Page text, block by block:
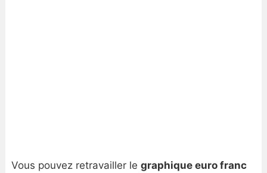
Vous pouvez retravailler le graphique euro franc